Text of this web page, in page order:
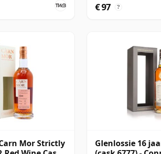
€ 97 ?
Mor Strictly
Glenlossie 16